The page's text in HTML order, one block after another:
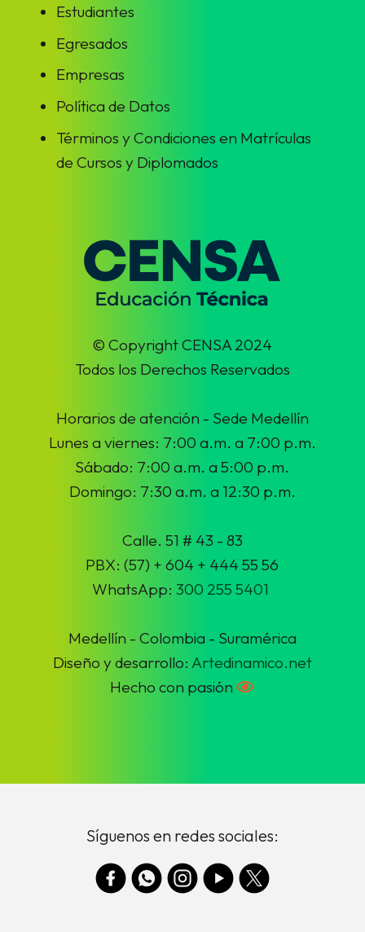
Estudiantes
Egresados
Empresas
Política de Datos
Términos y Condiciones en Matrículas
de Cursos y Diplomados
© Copyright CENSA 2024
Todos los Derechos Reservados
Horarios de atención - Sede Medellín
Lunes a viernes: 7:00 a.m. a 7:00 p.m.
Sábado: 7:00 a.m. a 5:00 p.m.
Domingo: 7:30 a.m. a 12:30 p.m.
Calle. 51 # 43 - 83
PBX: (57) + 604 + 444 55 56
WhatsApp:300 255 5401
Medellín - Colombia - Suramérica
Diseño y desarrollo: Artedinamico.net
Hecho con pasión
Síguenos en redes sociales: